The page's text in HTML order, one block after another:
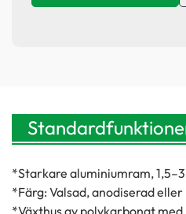
*Starkare aluminiumram,
*Färg: Valsad, anodiserad